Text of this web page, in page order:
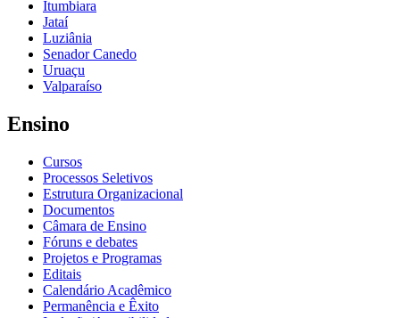
Itumbiara
Jataí
Luziânia
Senador Canedo
Uruaçu
Valparaíso
Ensino
Cursos
Processos Seletivos
Estrutura Organizacional
Documentos
Câmara de Ensino
Fóruns e debates
Projetos e Programas
Editais
Calendário Acadêmico
Permanência e Êxito